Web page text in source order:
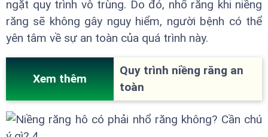
ngặt quy trình vô trùng. Do đó, nhổ răng khi niềng
răng sẽ không gây nguy hiểm, người bệnh có thể
yên tâm về sự an toàn của quá trình này.
Xem thêm
Quy trình niềng răng an
toàn